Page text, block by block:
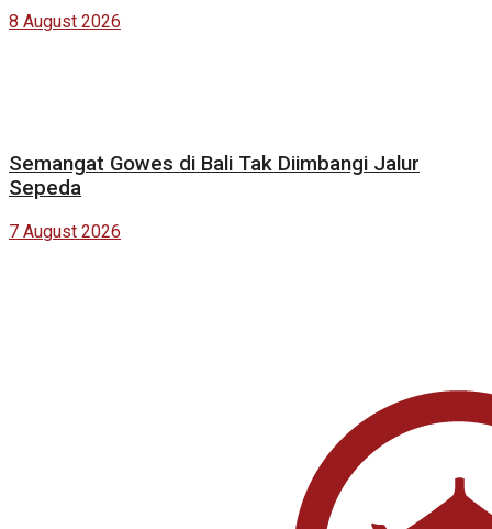
8 August 2026
Semangat Gowes di Bali Tak Diimbangi Jalur
Sepeda
7 August 2026